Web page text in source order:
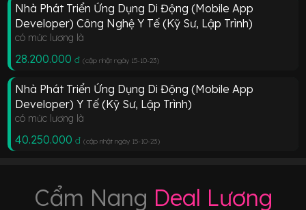
Nhà Phát Triển Ứng Dụng Di Động (Mobile App
Developer) Công Nghệ Y Tế (Kỹ Sư, Lập Trình)
có mức lương là
28.200.000 đ (cập nhật ngày 15-10-23)
Nhà Phát Triển Ứng Dụng Di Động (Mobile App
Developer) Y Tế (Kỹ Sư, Lập Trình)
có mức lương là
40.250.000 đ (cập nhật ngày 15-10-23)
Cẩm Nang Deal Lương